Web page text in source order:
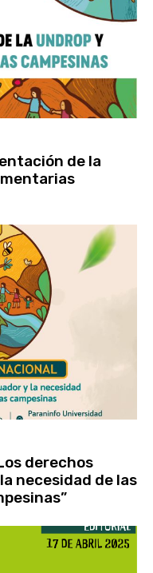
de la
derechos
necesidad de las